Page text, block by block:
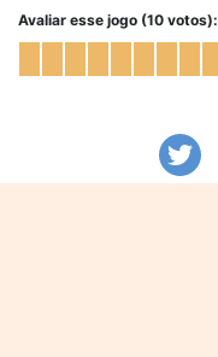
Avaliar esse jogo (10 votos):